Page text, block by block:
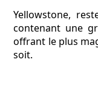
Yellowstone,
contenant une
offrant le plus
soit.